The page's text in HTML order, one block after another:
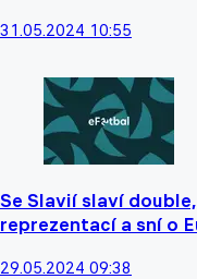
31.05.2024 10:55
Se Slavií slaví
reprezentací a sní o
29.05.2024 09:38